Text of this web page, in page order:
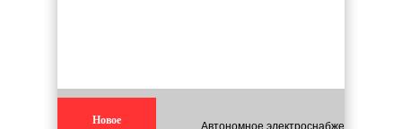
Новое
Автономное электроснабжение для